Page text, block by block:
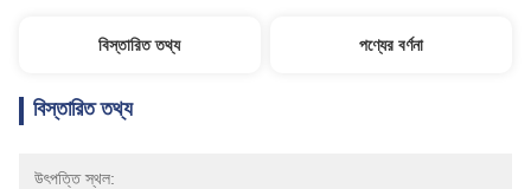
বিস্তারিত তথ্য পণ্যের বর্ণনা
বিস্তারিত তথ্য
উৎপত্তি স্থল: